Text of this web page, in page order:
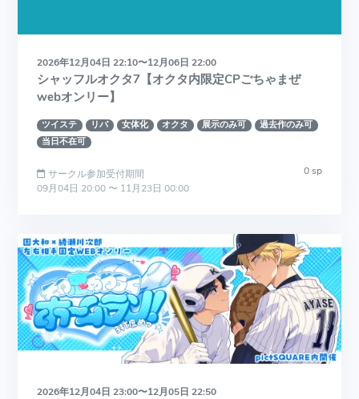
2026年12月04日 22:10〜12月06日 22:00
シャッフルオクタ7【オクタ内限定CPごちゃまぜ
webオンリー】
ツイステ リバ 女体化 オクタ 展示のみ可
過去作のみ可
当日不在可
0 sp
サークル参加受付期間
09月04日 20:00 〜 11月23日 00:00
2026年12月04日 23:00〜12月05日 22:50